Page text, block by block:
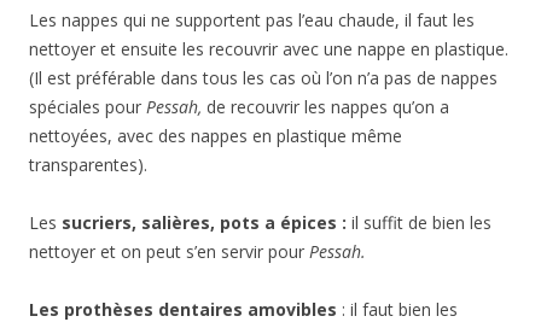
Les nappes qui ne supportent pas l’eau chaude, il faut les
nettoyer et ensuite les recouvrir avec une nappe en plastique.
(Il est préférable dans tous les cas où l’on n’a pas de nappes
spéciales pour Pessah, de recouvrir les nappes qu’on a
nettoyées, avec des nappes en plastique même
transparentes).
Les sucriers, salières, pots a épices : il suffit de bien les
nettoyer et on peut s’en servir pour Pessah.
Les prothèses dentaires amovibles : il faut bien les